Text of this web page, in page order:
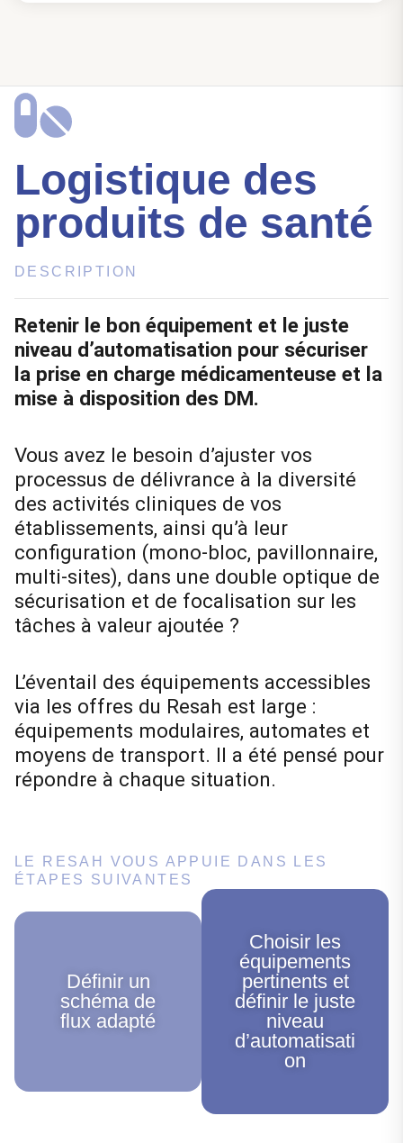
Logistique des
produits de santé
DESCRIPTION
Retenir le bon équipement et le juste
niveau d’automatisation pour sécuriser
la prise en charge médicamenteuse et la
mise à disposition des DM.
Vous avez le besoin d’ajuster vos
processus de délivrance à la diversité
des activités cliniques de vos
établissements, ainsi qu’à leur
configuration (mono-bloc, pavillonnaire,
multi-sites), dans une double optique de
sécurisation et de focalisation sur les
tâches à valeur ajoutée ?
L’éventail des équipements accessibles
via les offres du Resah est large :
équipements modulaires, automates et
moyens de transport. Il a été pensé pour
répondre à chaque situation.
LE RESAH VOUS APPUIE DANS LES
ÉTAPES SUIVANTES
Définir un
schéma de
flux adapté
Choisir les
équipements
pertinents et
définir le juste
niveau
d’automatisati
on